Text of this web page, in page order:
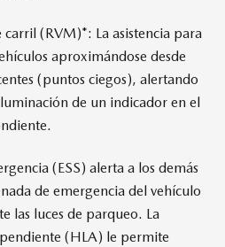
(RVM)*: La asistencia para
aproximándose desde
(puntos ciegos), alertando
de un indicador en el
(ESS) alerta a los demás
de emergencia del vehículo
las luces de parqueo. La
(HLA) le permite